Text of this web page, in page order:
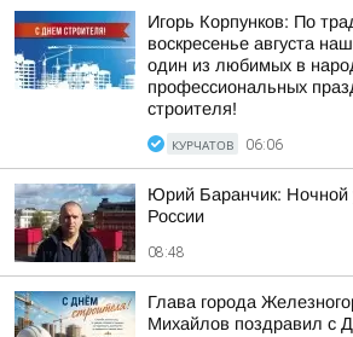
Игорь Корпунков: По
воскресенье августа
один из любимых в
профессиональных
строителя!
КУРЧАТОВ 06:06
Юрий Баранчик: Ночной
России
08:48
Глава города
Михайлов поздравил с